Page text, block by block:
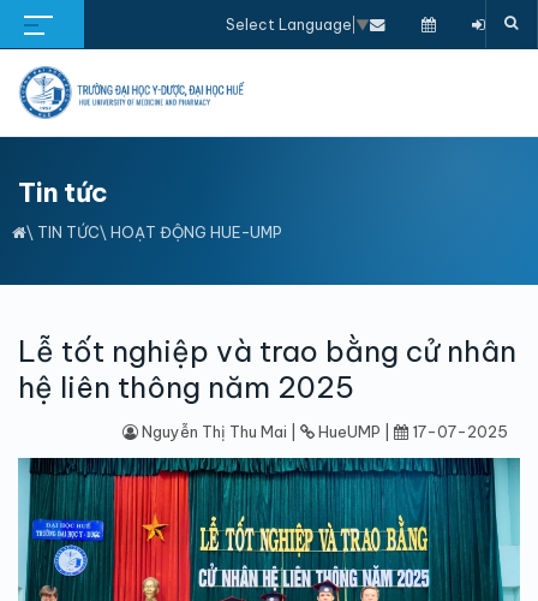
Select Language ▼
Tin tức
\ TIN TỨC\ HOẠT ĐỘNG HUE-UMP
Lễ tốt nghiệp và trao bằng cử nhân
hệ liên thông năm 2025
Nguyễn Thị Thu Mai | HueUMP | 17-07-2025